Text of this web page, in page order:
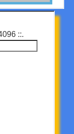
::.